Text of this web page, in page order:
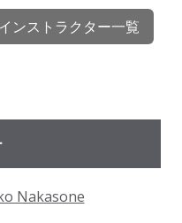
インストラクター一覧
Nakasone